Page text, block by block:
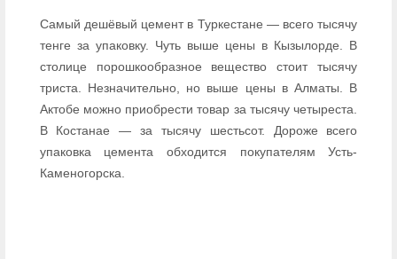
Самый дешёвый цемент в Туркестане — всего тысячу
тенге за упаковку. Чуть выше цены в Кызылорде. В
столице порошкообразное вещество стоит тысячу
триста. Незначительно, но выше цены в Алматы. В
Актобе можно приобрести товар за тысячу четыреста.
В Костанае — за тысячу шестьсот. Дороже всего
упаковка цемента обходится покупателям Усть-
Каменогорска.